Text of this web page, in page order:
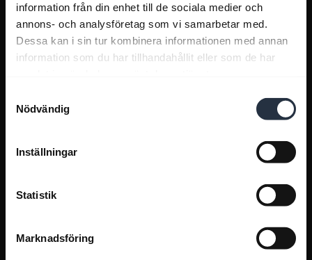
information från din enhet till de sociala medier och
annons- och analysföretag som vi samarbetar med.
Dessa kan i sin tur kombinera informationen med annan
information som du har tillhandahållit eller som de har
Nödvändig
Inställningar
Statistik
Marknadsföring